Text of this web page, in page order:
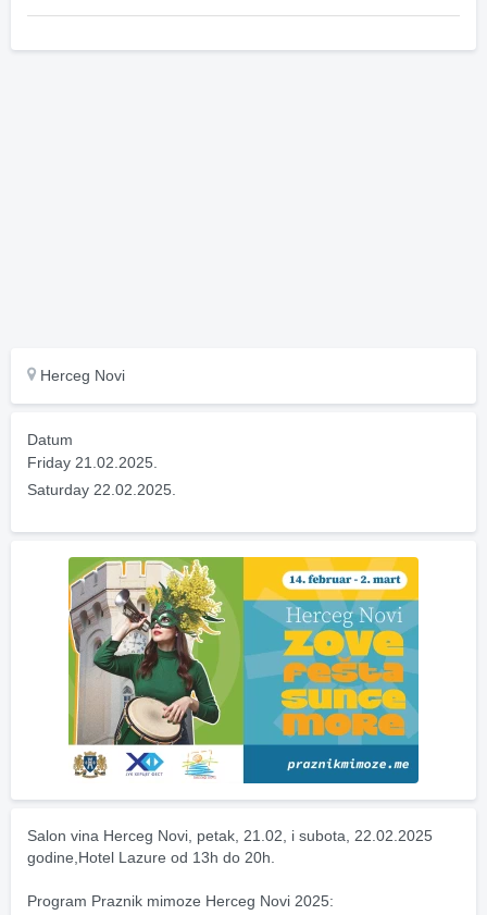
Herceg Novi
Datum
Friday 21.02.2025.
Saturday 22.02.2025.
Salon vina Herceg Novi, petak, 21.02, i subota, 22.02.2025
godine,Hotel Lazure od 13h do 20h.
Program Praznik mimoze Herceg Novi 2025: